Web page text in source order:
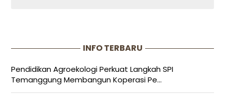
INFO TERBARU
Pendidikan Agroekologi Perkuat Langkah SPI
Temanggung Membangun Koperasi Pe...